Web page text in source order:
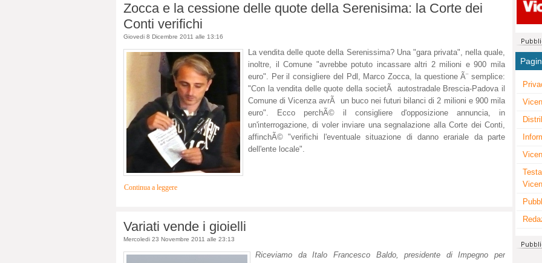
Zocca e la cessione delle quote della Serenisima: la Corte dei
Conti verifichi
Giovedi 8 Dicembre 2011 alle 13:16
La vendita delle quote della Serenissima? Una "gara privata", nella quale,
inoltre, il Comune "avrebbe potuto incassare altri 2 milioni e 900 mila
euro". Per il consigliere del Pdl, Marco Zocca, la questione Ã¨ semplice:
"Con la vendita delle quote della societÃ autostradale Brescia-Padova il
Comune di Vicenza avrÃ un buco nei futuri bilanci di 2 milioni e 900 mila
euro". Ecco perchÃ© il consigliere d'opposizione annuncia, in
un'interrogazione, di voler inviare una segnalazione alla Corte dei Conti,
affinchÃ© "verifichi l'eventuale situazione di danno erariale da parte
dell'ente locale".
Continua a leggere
Variati vende i gioielli
Mercoledi 23 Novembre 2011 alle 23:13
Riceviamo da Italo Francesco Baldo, presidente di Impegno per